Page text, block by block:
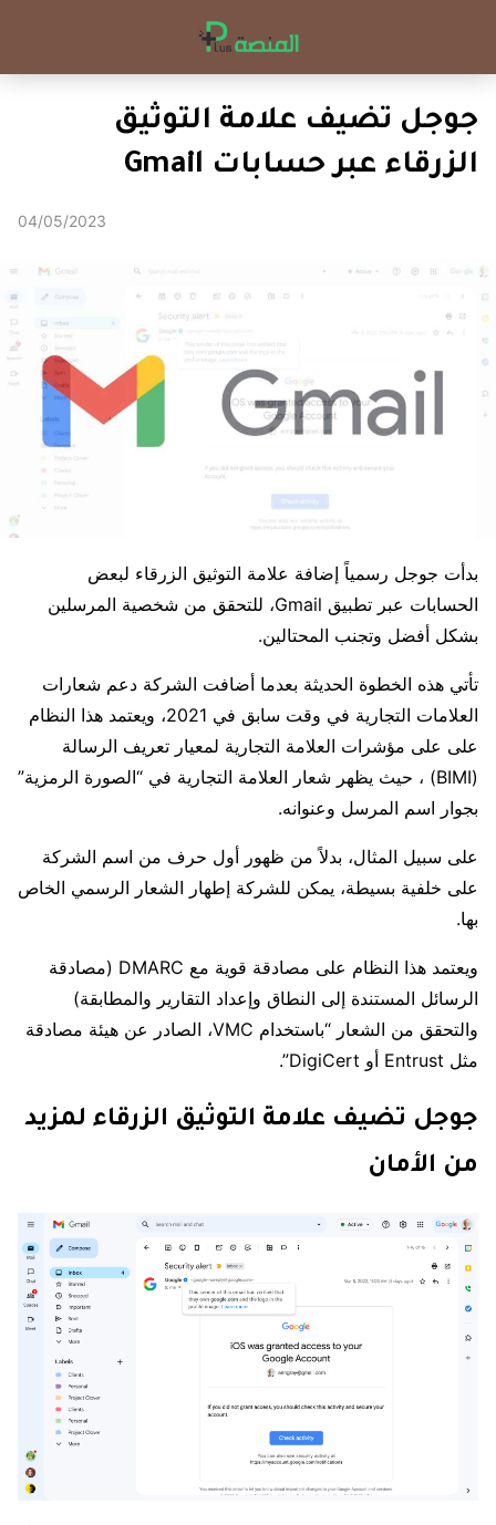
جوجل تضيف علامة التوثيق
الزرقاء عبر حسابات Gmail
04/05/2023
بدأت جوجل رسمياً إضافة علامة التوثيق الزرقاء لبعض
الحسابات عبر تطبيق Gmail، للتحقق من شخصية المرسلين
بشكل أفضل وتجنب المحتالين.
تأتي هذه الخطوة الحديثة بعدما أضافت الشركة دعم شعارات
العلامات التجارية في وقت سابق في 2021، ويعتمد هذا النظام
على على مؤشرات العلامة التجارية لمعيار تعريف الرسالة
(BIMI) ، حيث يظهر شعار العلامة التجارية في “الصورة الرمزية”
بجوار اسم المرسل وعنوانه.
على سبيل المثال، بدلاً من ظهور أول حرف من اسم الشركة
على خلفية بسيطة، يمكن للشركة إطهار الشعار الرسمي الخاص
بها.
ويعتمد هذا النظام على مصادقة قوية مع DMARC (مصادقة
الرسائل المستندة إلى النطاق وإعداد التقارير والمطابقة)
والتحقق من الشعار “باستخدام VMC، الصادر عن هيئة مصادقة
مثل Entrust أو DigiCert”.
جوجل تضيف علامة التوثيق الزرقاء لمزيد
من الأمان